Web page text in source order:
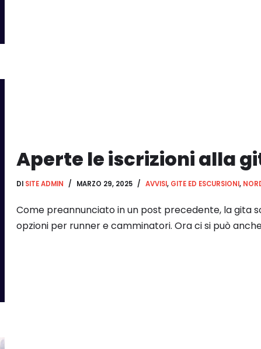
Aperte le iscrizioni alla
DI SITE ADMIN MARZO 29, 2025 AVVISI, GITE ED ESCURSIONI,
Come preannunciato in un post precedente, la gita
opzioni per runner e camminatori. Ora ci si può